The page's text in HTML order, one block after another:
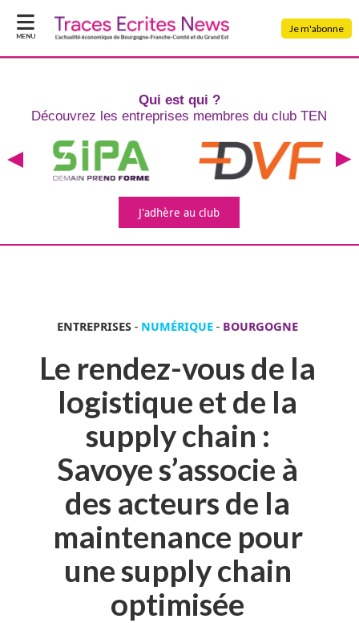
MENU
Je m'abonne
Qui est qui ?
Découvrez les entreprises membres du club TEN
J'adhèreau club
ENTREPRISES - NUMÉRIQUE - BOURGOGNE
Le rendez-vous de la
logistique et de la
supply chain :
Savoye s’associe à
des acteurs de la
maintenance pour
une supply chain
optimisée